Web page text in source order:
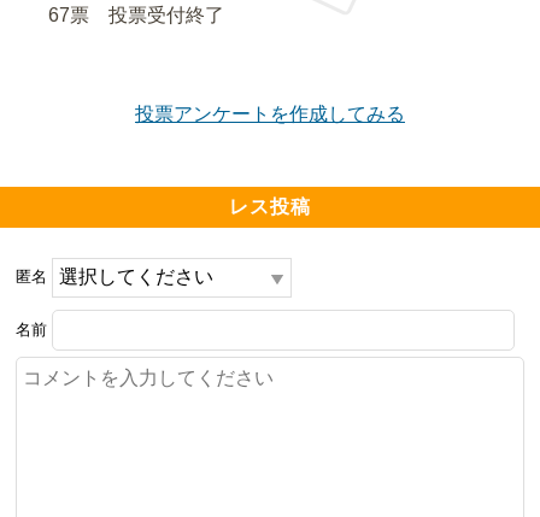
67票 投票受付終了
投票アンケートを作成してみる
レス投稿
匿名
名前